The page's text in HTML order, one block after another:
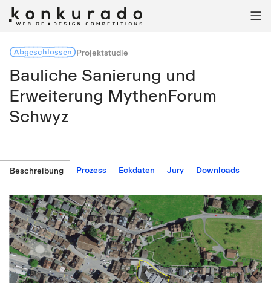

AbgeschlossenProjektstudie
Bauliche Sanierung und
Erweiterung MythenForum
Schwyz
Beschreibung Prozess Eckdaten Jury Downloads